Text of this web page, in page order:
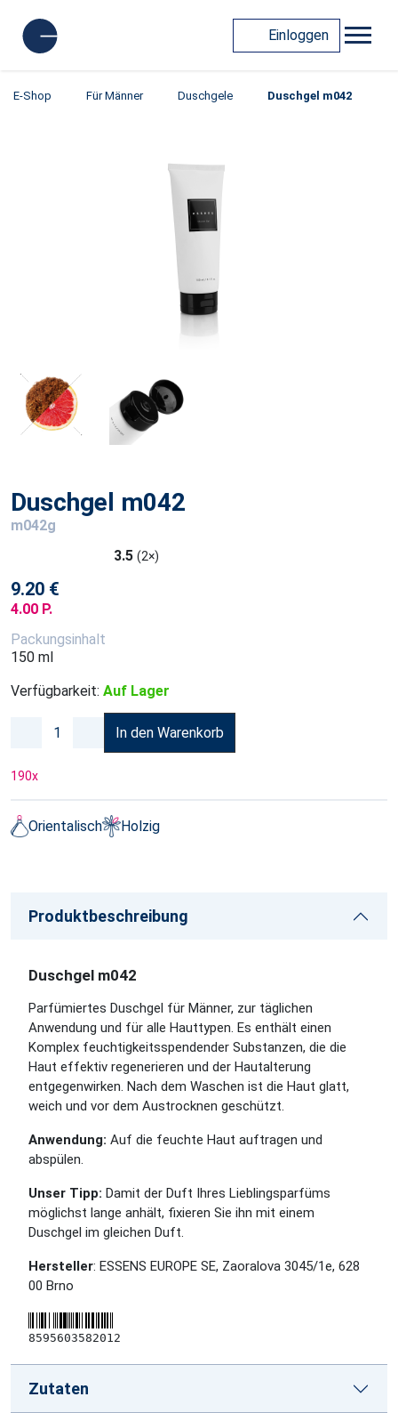
Einloggen
E-Shop Für Männer Duschgele Duschgel m042
Duschgel m042
m042g
3.5 (2×)
9.20 €
4.00 P.
Packungsinhalt
150 ml
Verfügbarkeit: Auf Lager
In den Warenkorb
190x
Orientalisch Holzig
Produktbeschreibung
Duschgel m042
Parfümiertes Duschgel für Männer, zur täglichen
Anwendung und für alle Hauttypen. Es enthält einen
Komplex feuchtigkeitsspendender Substanzen, die die
Haut effektiv regenerieren und der Hautalterung
entgegenwirken. Nach dem Waschen ist die Haut glatt,
weich und vor dem Austrocknen geschützt.
Anwendung: Auf die feuchte Haut auftragen und
abspülen.
Unser Tipp: Damit der Duft Ihres Lieblingsparfüms
möglichst lange anhält, fixieren Sie ihn mit einem
Duschgel im gleichen Duft.
Hersteller: ESSENS EUROPE SE, Zaoralova 3045/1e, 628
00 Brno
8595603582012
Zutaten